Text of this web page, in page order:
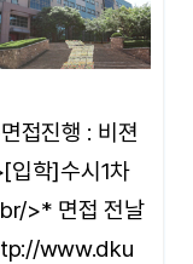
접진행 : 비젼
학]수시1차
>* 면접 전날
www.dku